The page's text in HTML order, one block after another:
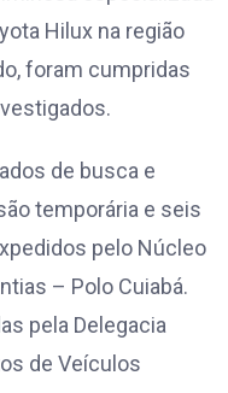
Hilux na região
foram cumpridas
de busca e
temporária e seis
pelo Núcleo
– Polo Cuiabá.
pela Delegacia
de Veículos